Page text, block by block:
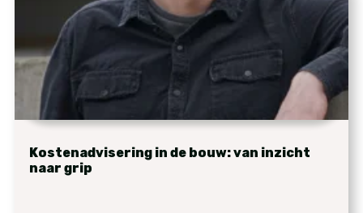
Kostenadvisering in de bouw: van inzicht
naar grip